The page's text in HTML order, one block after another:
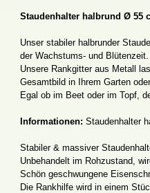
Staudenhalter halbrund Ø 55
Unser stabiler halbrunder
der Wachstums- und Blütenzeit.
Unsere Rankgitter aus Metall
Gesamtbild in Ihrem Garten
Egal ob im Beet oder im Topf,
Informationen: Staudenhalter
Stabiler & massiver
Unbehandelt im Rohzustand,
Schön geschwungene
Die Rankhilfe wird in einem